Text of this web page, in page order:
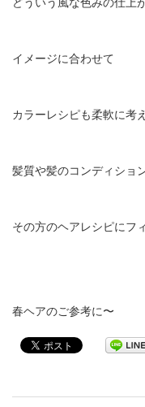
イメージに合わせて
カラーレシピも柔軟に考
髪質や髪のコンディショ
その方のヘアレシピにフ
春ヘアのご参考に〜